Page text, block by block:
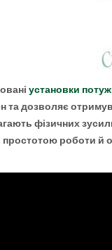
установки
та дозволяє
фізичних
простотою роботи